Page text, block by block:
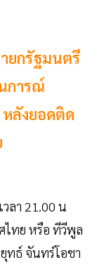
ยกรัฐมนตรี
การณ์
ลังยอดติด
วลา 21.00 น
ไทย หรือ ทีวีพูล
ทธ์ จันทร์โอชา